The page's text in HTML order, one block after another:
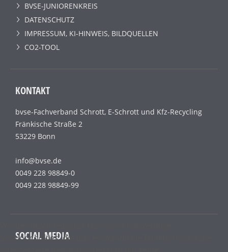
BVSE-JUNIORENKREIS
DATENSCHUTZ
IMPRESSUM, KI-HINWEIS, BILDQUELLEN
CO2-TOOL
KONTAKT
bvse-Fachverband Schrott, E-Schrott und Kfz-Recycling
Fränkische Straße 2
53229 Bonn
info@bvse.de
0049 228 98849-0
0049 228 98849-99
SOCIAL MEDIA
Sessioncookies, die das einwandfreie Funktionieren der